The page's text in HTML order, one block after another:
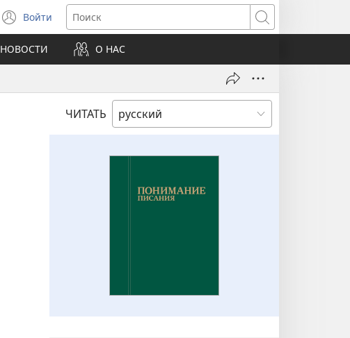
Войти
(открывается
в
новом
окне)
Поиск
НОВОСТИ О НАС
ЧИТАТЬ